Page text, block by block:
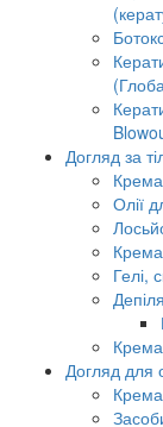
Догляд за
Олії
Гелі,
Догляд для